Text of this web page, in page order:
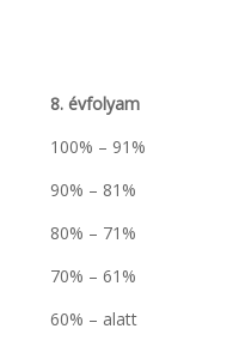
8. évfolyam
100% – 91%
90% – 81%
80% – 71%
70% – 61%
60% – alatt